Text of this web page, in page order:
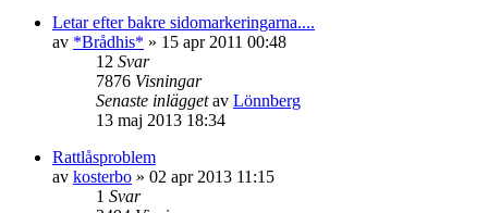
Letar efter bakre sidomarkeringarna....
av *Brådhis* » 15 apr 2011 00:48
12 Svar
7876 Visningar
Senaste inläggetav Lönnberg
13 maj 2013 18:34
Rattlåsproblem
av kosterbo » 02 apr 2013 11:15
1 Svar